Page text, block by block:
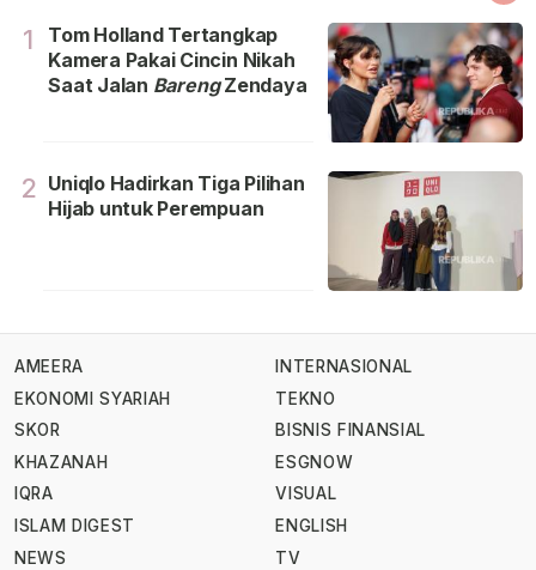
1
Tom Holland Tertangkap
Kamera Pakai Cincin Nikah
Saat Jalan BarengZendaya
2 Uniqlo Hadirkan Tiga Pilihan
Hijab untuk Perempuan
AMEERA
EKONOMI SYARIAH
SKOR
KHAZANAH
IQRA
ISLAM DIGEST
NEWS
INTERNASIONAL
TEKNO
BISNIS FINANSIAL
ESGNOW
VISUAL
ENGLISH
TV